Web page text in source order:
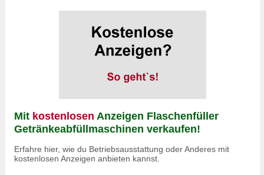
Mit kostenlosen Anzeigen Flaschenfüller
Getränkeabfüllmaschinen verkaufen!
Erfahre hier, wie du Betriebsausstattung oder Anderes mit
kostenlosen Anzeigen anbieten kannst.